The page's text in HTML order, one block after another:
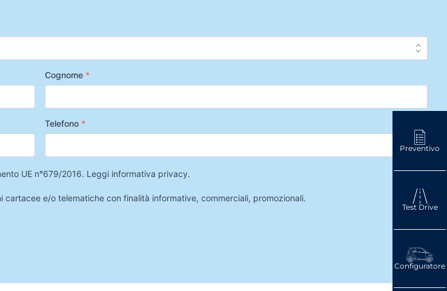
Preventivo
Test Drive
Configuratore
Cognome *
Telefono *
UE n°679/2016. Leggi informativa privacy.
e/o telematiche con finalità informative, commerciali, promozionali.